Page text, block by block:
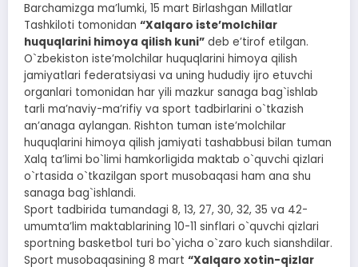
Barchamizga maʼlumki, 15 mart Birlashgan Millatlar
Tashkiloti tomonidan “Xalqaro isteʼmolchilar
huquqlarini himoya qilish kuni” deb eʼtirof etilgan.
O`zbekiston isteʼmolchilar huquqlarini himoya qilish
jamiyatlari federatsiyasi va uning hududiy ijro etuvchi
organlari tomonidan har yili mazkur sanaga bag`ishlab
tarli maʼnaviy-maʼrifiy va sport tadbirlarini o`tkazish
anʼanaga aylangan. Rishton tuman isteʼmolchilar
huquqlarini himoya qilish jamiyati tashabbusi bilan tuman
Xalq taʼlimi bo`limi hamkorligida maktab o`quvchi qizlari
o`rtasida o`tkazilgan sport musobaqasi ham ana shu
sanaga bag`ishlandi.
Sport tadbirida tumandagi 8, 13, 27, 30, 32, 35 va 42-
umumtaʼlim maktablarining 10-11 sinflari o`quvchi qizlari
sportning basketbol turi bo`yicha o`zaro kuch sianshdilar.
Sport musobaqasining 8 mart “Xalqaro xotin-qizlar